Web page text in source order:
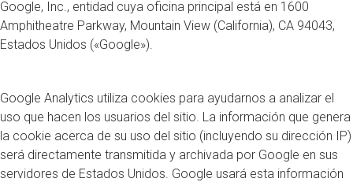
Google, Inc., entidad cuya oficina principal está en 1600
Amphitheatre Parkway, Mountain View (California), CA 94043,
Estados Unidos («Google»).
Google Analytics utiliza cookies para ayudarnos a analizar el
uso que hacen los usuarios del sitio. La información que genera
la cookie acerca de su uso del sitio (incluyendo su dirección IP)
será directamente transmitida y archivada por Google en sus
servidores de Estados Unidos. Google usará esta información